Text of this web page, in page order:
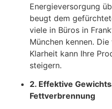
Energieversorgung
beugt dem
viele in Büros in
München kennen.
Klarheit kann Ihre
steigern.
2. Effektive
Fettverbrennung